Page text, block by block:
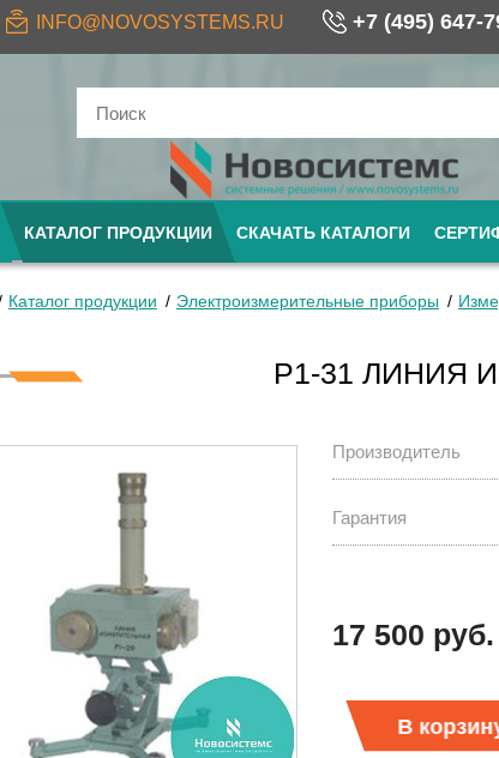
INFO@NOVOSYSTEMS.RU +7 (495) 647-
КАТАЛОГ ПРОДУКЦИИ СКАЧАТЬ КАТАЛОГИ
Каталог продукции Электроизмерительные приборы
Р1-31 ЛИНИЯ
Производитель
Гарантия
17 500 руб.
В